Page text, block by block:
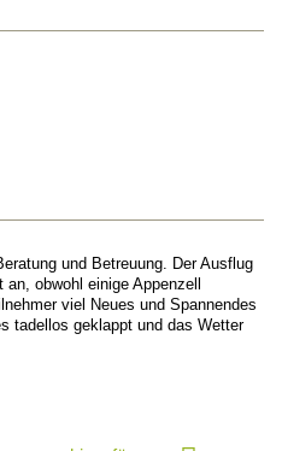
und Betreuung. Der Ausflug
obwohl einige Appenzell
viel Neues und Spannendes
tadellos geklappt und das Wetter